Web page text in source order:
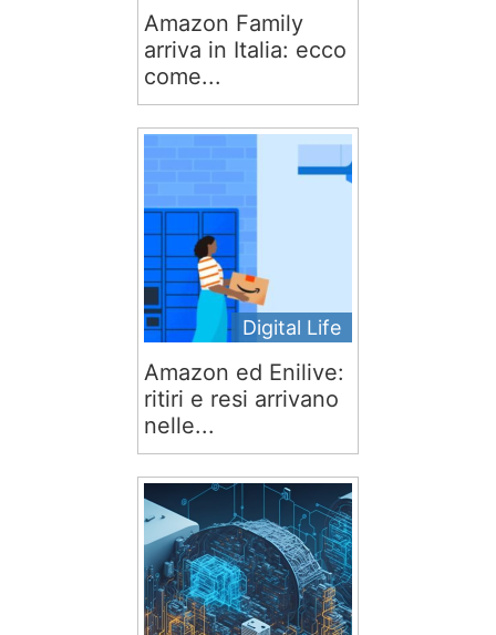
Amazon Family
arriva in Italia: ecco
come...
Digital Life
Amazon ed Enilive:
ritiri e resi arrivano
nelle...